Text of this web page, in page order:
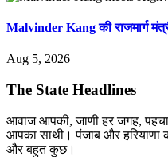
Malvinder Kang की राजमार्ग
Aug 5, 2026
The State Headlines
आवाज आपकी, जाणी हर जगह,
आपका साथी। पंजाब और हरियाणा
और बहुत कुछ।